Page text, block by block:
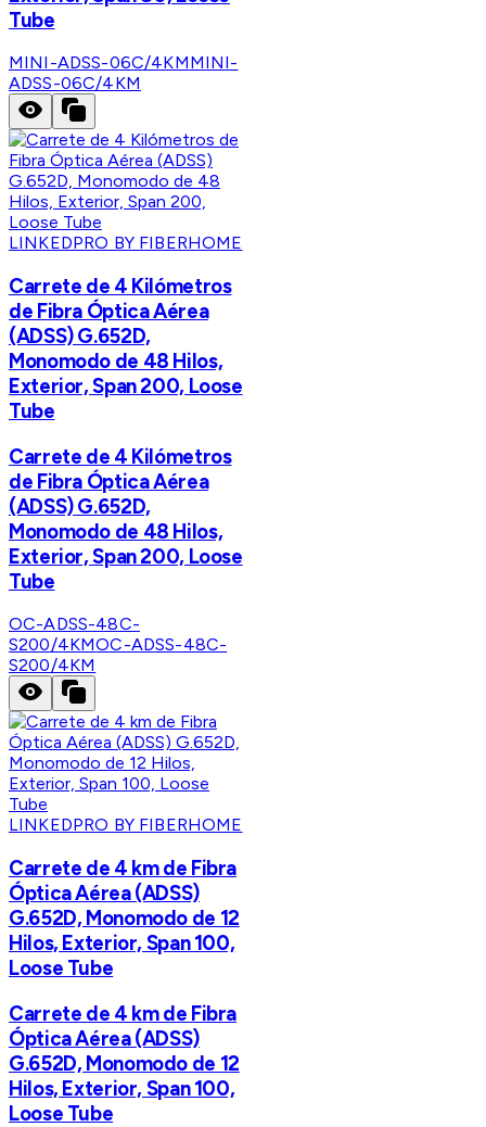
Tube
MINI-ADSS-06C/4KMMINI-
ADSS-06C/4KM
LINKEDPRO BY FIBERHOME
Carrete de 4 Kilómetros
de Fibra Óptica Aérea
(ADSS) G.652D,
Monomodo de 48 Hilos,
Exterior, Span 200, Loose
Tube
Carrete de 4 Kilómetros
de Fibra Óptica Aérea
(ADSS) G.652D,
Monomodo de 48 Hilos,
Exterior, Span 200, Loose
Tube
OC-ADSS-48C-
S200/4KMOC-ADSS-48C-
S200/4KM
LINKEDPRO BY FIBERHOME
Carrete de 4 km de Fibra
Óptica Aérea (ADSS)
G.652D, Monomodo de 12
Hilos, Exterior, Span 100,
Loose Tube
Carrete de 4 km de Fibra
Óptica Aérea (ADSS)
G.652D, Monomodo de 12
Hilos, Exterior, Span 100,
Loose Tube